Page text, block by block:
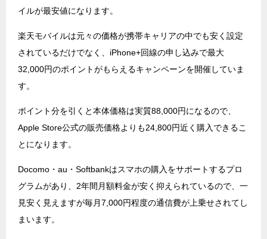
イルが最安値になります。
楽天モバイルは元々の価格が携帯キャリアの中でも安く設定
されているだけでなく、iPhone+回線の申し込みで最大
32,000円のポイントがもらえるキャンペーンを開催していま
す。
ポイント分を引くと本体価格は実質88,000円になるので、
Apple Store公式の販売価格よりも24,800円近く購入できるこ
とになります。
Docomo・au・Softbankはスマホの購入をサポートするプロ
グラムがあり、2年間月額料金が安く抑えられているので、一
見安く見えますが毎月7,000円程度の通信費が上乗せされてし
まいます。